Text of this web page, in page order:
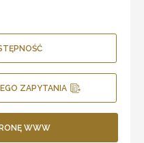
ZAPYTANIA
WWW